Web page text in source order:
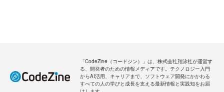
「CodeZine（コードジン）」は、株式会社翔泳社が運営す
る、開発者のための情報メディアです。テクノロジー入門
からAI活用、キャリアまで、ソフトウェア開発にかかわる
すべての人の学びと成長を支える最新情報と実践知をお届